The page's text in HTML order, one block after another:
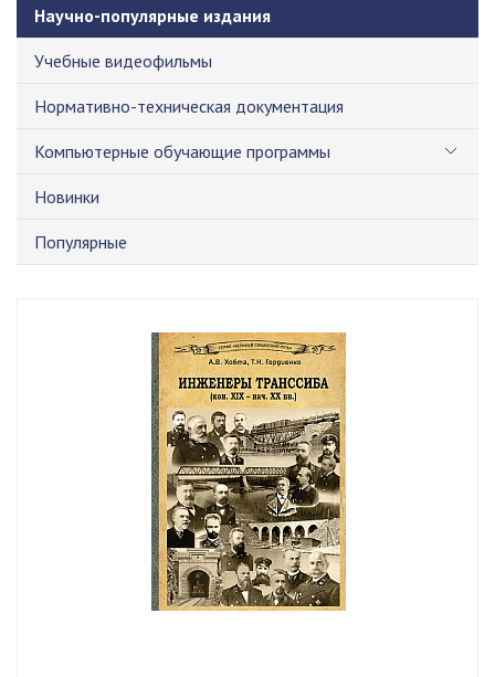
Научно-популярные издания
Учебные видеофильмы
Нормативно-техническая документация
Компьютерные обучающие программы
Новинки
Популярные